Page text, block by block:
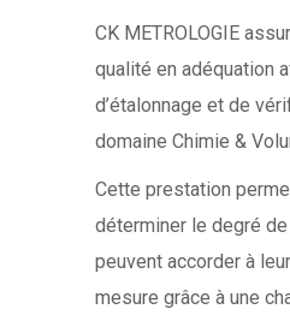
CK METROLOGIE
qualité en adéquation
d’étalonnage et de
domaine Chimie &
Cette prestation
déterminer le degré de
peuvent accorder à
mesure grâce à une